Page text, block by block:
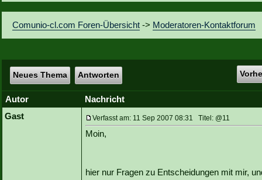
Comunio-cl.com Foren-Übersicht -> Moderatoren-Kontaktforum
Neues Thema Antworten
Autor
Nachricht
Gast
Verfasst am: 11 Sep 2007 08:31 Titel: @11
Moin,
hier nur Fragen zu Entscheidungen mit mir,